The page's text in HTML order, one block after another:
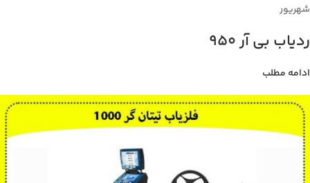
شهریور
ردیاب بی آر 950
ادامه مطلب